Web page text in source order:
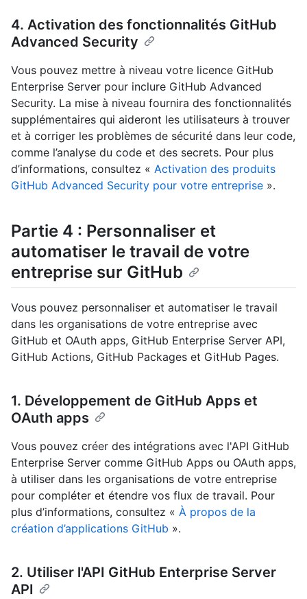
4. Activation des fonctionnalités GitHub
Advanced Security
Vous pouvez mettre à niveau votre licence GitHub
Enterprise Server pour inclure GitHub Advanced
Security. La mise à niveau fournira des fonctionnalités
supplémentaires qui aideront les utilisateurs à trouver
et à corriger les problèmes de sécurité dans leur code,
comme l’analyse du code et des secrets. Pour plus
d’informations, consultez « Activation des produits
GitHub Advanced Security pour votre entreprise ».
Partie 4 : Personnaliser et
automatiser le travail de votre
entreprise sur GitHub
Vous pouvez personnaliser et automatiser le travail
dans les organisations de votre entreprise avec
GitHub et OAuth apps, GitHub Enterprise Server API,
GitHub Actions, GitHub Packages et GitHub Pages.
1. Développement de GitHub Apps et
OAuth apps
Vous pouvez créer des intégrations avec l'API GitHub
Enterprise Server comme GitHub Apps ou OAuth apps,
à utiliser dans les organisations de votre entreprise
pour compléter et étendre vos flux de travail. Pour
plus d’informations, consultez « À propos de la
création d’applications GitHub ».
2. Utiliser l'API GitHub Enterprise Server
API